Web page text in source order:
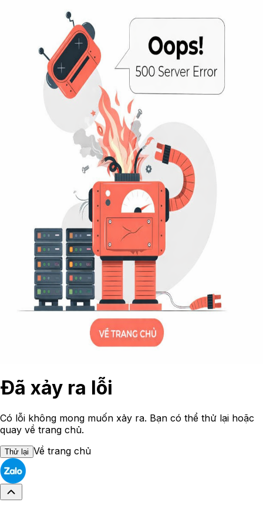
Đã xảy ra lỗi
Có lỗi không mong muốn xảy ra. Bạn có thể thử lại hoặc
quay về trang chủ.
Thử lại Về trang chủ